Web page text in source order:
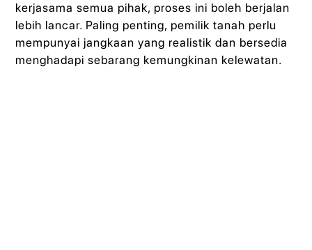
kerjasama semua pihak, proses ini boleh berjalan
lebih lancar. Paling penting, pemilik tanah perlu
mempunyai jangkaan yang realistik dan bersedia
menghadapi sebarang kemungkinan kelewatan.